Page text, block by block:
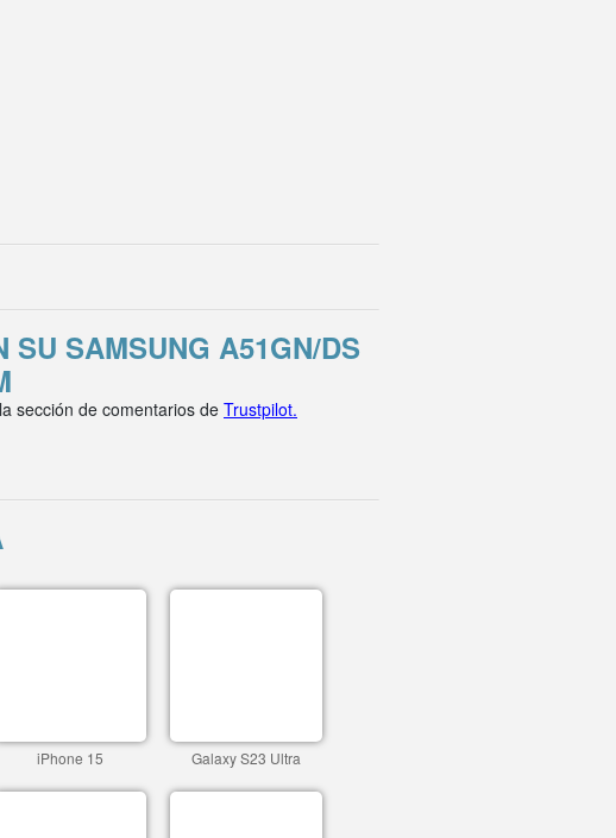
SU SAMSUNG A51GN/DS
sección de comentarios de Trustpilot.
iPhone 15 Galaxy S23 Ultra